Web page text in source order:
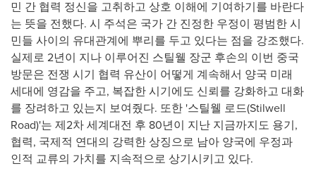
민 간 협력 정신을 고취하고 상호 이해에 기여하기를 바란다
는 뜻을 전했다. 시 주석은 국가 간 진정한 우정이 평범한 시
민들 사이의 유대관계에 뿌리를 두고 있다는 점을 강조했다.
실제로 2년이 지나 이루어진 스틸웰 장군 후손의 이번 중국
방문은 전쟁 시기 협력 유산이 어떻게 계속해서 양국 미래
세대에 영감을 주고, 복잡한 시기에도 신뢰를 강화하고 대화
를 장려하고 있는지 보여줬다. 또한 '스틸웰 로드(Stilwell
Road)'는 제2차 세계대전 후 80년이 지난 지금까지도 용기,
협력, 국제적 연대의 강력한 상징으로 남아 양국에 우정과
인적 교류의 가치를 지속적으로 상기시키고 있다.